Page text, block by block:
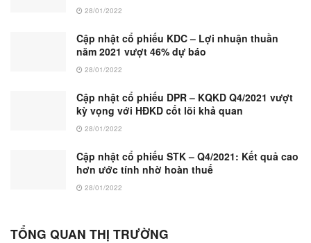
28/01/2022
Cập nhật cổ phiếu KDC – Lợi nhuận thuần
năm 2021 vượt 46% dự báo
28/01/2022
Cập nhật cổ phiếu DPR – KQKD Q4/2021 vượt
kỳ vọng với HĐKD cốt lõi khả quan
28/01/2022
Cập nhật cổ phiếu STK – Q4/2021: Kết quả cao
hơn ước tính nhờ hoàn thuế
28/01/2022
TỔNG QUAN THỊ TRƯỜNG